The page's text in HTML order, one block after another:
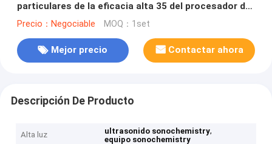
particulares de la eficacia alta 35 del procesador del
homogeneizador de Titanuim
Precio：Negociable MOQ：1set
Mejor precio Contactar ahora
Descripción De Producto
Alta luz ultrasonido sonochemistry,
equipo sonochemistry